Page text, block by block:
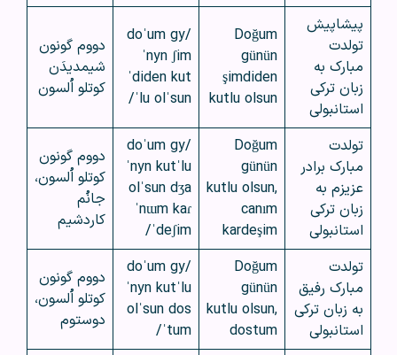
پیشاپیش
تولدت
مبارک به
زبان ترکی
استانبولی
Doğum
günün
şimdiden
kutlu olsun
/doˈum gy
ˈnyn ʃim
ˈdiden kut
ˈlu olˈsun/
دووم گونون
شیمدیدَن
کوتلو اُلسون
تولدت
مبارک برادر
عزیزم به
زبان ترکی
استانبولی
Doğum
günün
kutlu olsun,
canım
kardeşim
/doˈum gy
ˈnyn kutˈlu
olˈsun dʒa
ˈnɯm kaɾ
ˈdeʃim/
دووم گونون
کوتلو اُلسون،
جانُم
کاردشیم
تولدت
مبارک رفیق
به زبان ترکی
استانبولی
Doğum
günün
kutlu olsun,
dostum
/doˈum gy
ˈnyn kutˈlu
olˈsun dos
ˈtum/
دووم گونون
کوتلو اُلسون،
دوستوم